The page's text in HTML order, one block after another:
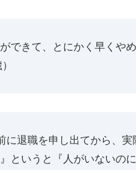
できて、とにかく早くや
に退職を申し出てから、実
』というと『人がいないの